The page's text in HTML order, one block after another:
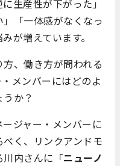
生産性が下がった」
」「一体感がなくなっ
が増えています。
、働き方が問われる
メンバーにはどのよ
か？
ジャー・メンバーに
く、リンクアンドモ
内さんに「ニューノ